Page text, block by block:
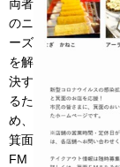
両者
のニ
ーズ
を解
決す
るた
め、
箕面
FM